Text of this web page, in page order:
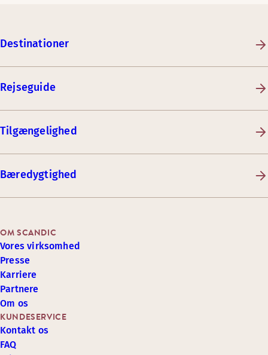
Destinationer
Rejseguide
Tilgængelighed
Bæredygtighed
KUNDESERVICE
Kontakt os
FAQ
OM SCANDIC
Vores virksomhed
Presse
Karriere
Partnere
Om os